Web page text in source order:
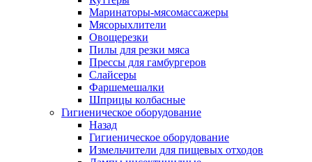
Маринаторы-мясомассажеры
Мясорыхлители
Овощерезки
Пилы для резки мяса
Прессы для гамбургеров
Слайсеры
Фаршемешалки
Шприцы колбасные
Гигиеническое оборудование
Назад
Гигиеническое оборудование
Измельчители для пищевых отходов